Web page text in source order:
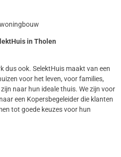
in Tholen
dus ook. SelektHuis maakt van een
voor het leven, voor families,
naar hun ideale thuis. We zijn voor
een Kopersbegeleider die klanten
tot goede keuzes voor hun